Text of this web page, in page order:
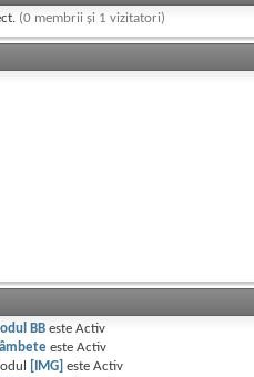
(0 membrii și 1 vizitatori)
BB esteActiv
esteActiv
[IMG] esteActiv